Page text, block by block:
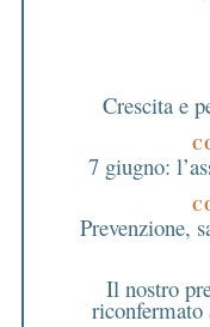
Crescita e
7 giugno:
Prevenzione,
Il nostro